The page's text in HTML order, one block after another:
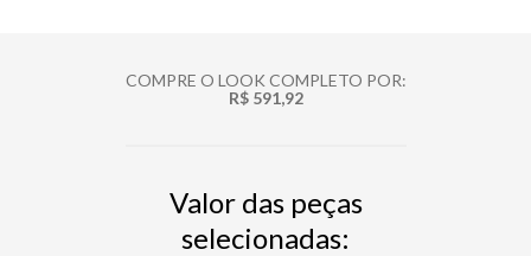
COMPRE O LOOK COMPLETO POR:
R$ 591,92
Valor das peças
selecionadas: